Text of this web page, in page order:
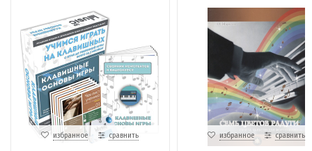
избранное сравнить избранное сравнить